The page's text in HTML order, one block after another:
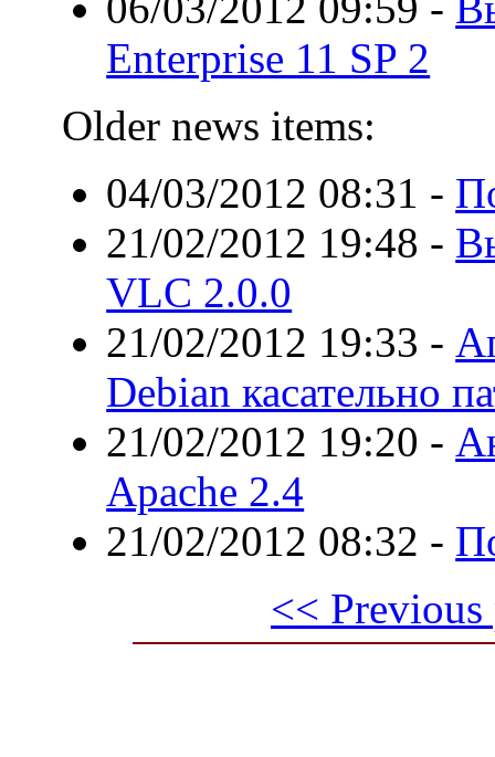
Enterprise 11 SP 2
Older news items:
04/03/2012 08:31 -
21/02/2012 19:48 -
VLC 2.0.0
21/02/2012 19:33 -
Debian касательно
21/02/2012 19:20 -
Apache 2.4
21/02/2012 08:32 -
<< Previous